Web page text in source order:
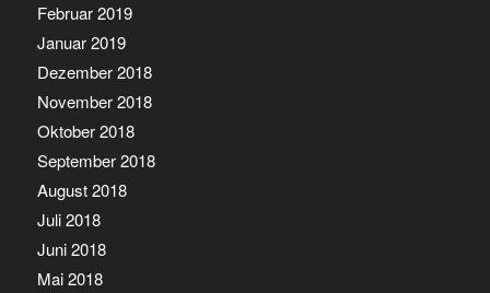
Februar 2019
Januar 2019
Dezember 2018
November 2018
Oktober 2018
September 2018
August 2018
Juli 2018
Juni 2018
Mai 2018